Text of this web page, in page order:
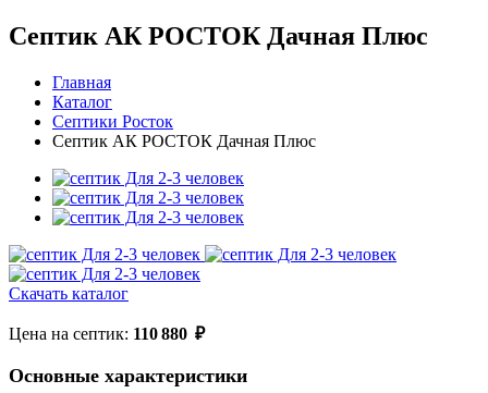
Септик АК РОСТОК Дачная Плюс
Главная
Каталог
Септики Росток
Септик АК РОСТОК Дачная Плюс
Скачать каталог
Цена на септик: 110 880 ₽
Основные характеристики